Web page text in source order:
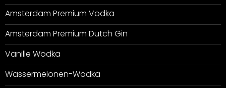
Amsterdam Premium Vodka
Amsterdam Premium Dutch Gin
Vanille Wodka
Wassermelonen-Wodka